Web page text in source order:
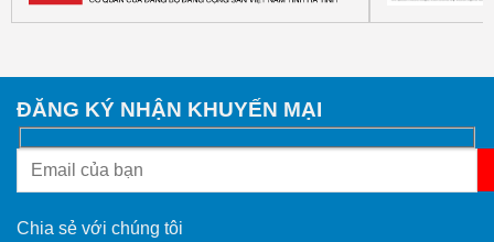
ĐĂNG KÝ NHẬN KHUYẾN MẠI
Chia sẻ với chúng tôi